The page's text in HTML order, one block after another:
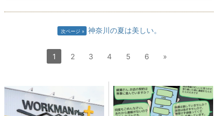
次ページ 神奈川の夏は美しい。
1 2 3 4 5 6 »